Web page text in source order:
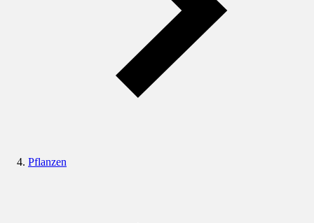
Pflanzen